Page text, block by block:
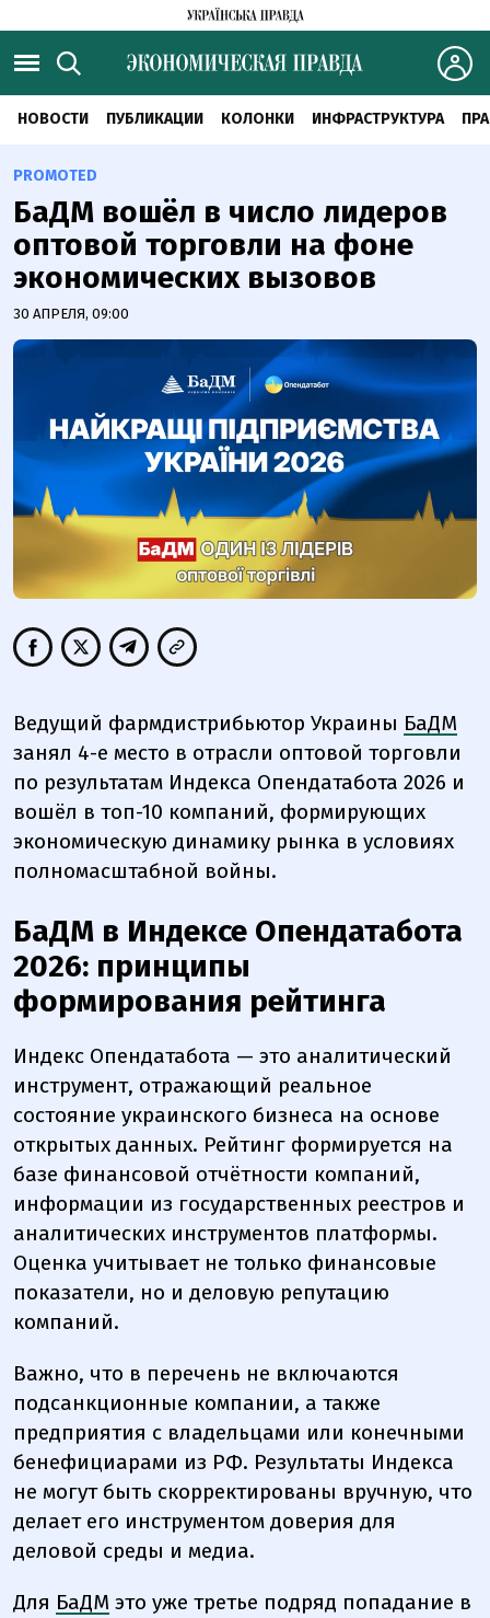
НОВОСТИ ПУБЛИКАЦИИ КОЛОНКИ ИНФРАСТРУКТУРА
PROMOTED
БаДМ вошёл в число лидеров
оптовой торговли на фоне
экономических вызовов
30 АПРЕЛЯ, 09:00
Ведущий фармдистрибьютор Украины БаДМ
занял 4-е место в отрасли оптовой торговли
по результатам Индекса Опендатабота 2026 и
вошёл в топ-10 компаний, формирующих
экономическую динамику рынка в условиях
полномасштабной войны.
БаДМ в Индексе Опендатабота
2026: принципы
формирования рейтинга
Индекс Опендатабота — это аналитический
инструмент, отражающий реальное
состояние украинского бизнеса на основе
открытых данных. Рейтинг формируется на
базе финансовой отчётности компаний,
информации из государственных реестров и
аналитических инструментов платформы.
Оценка учитывает не только финансовые
показатели, но и деловую репутацию
компаний.
Важно, что в перечень не включаются
подсанкционные компании, а также
предприятия с владельцами или конечными
бенефициарами из РФ. Результаты Индекса
не могут быть скорректированы вручную, что
делает его инструментом доверия для
деловой среды и медиа.
Для БаДМ это уже третье подряд попадание в